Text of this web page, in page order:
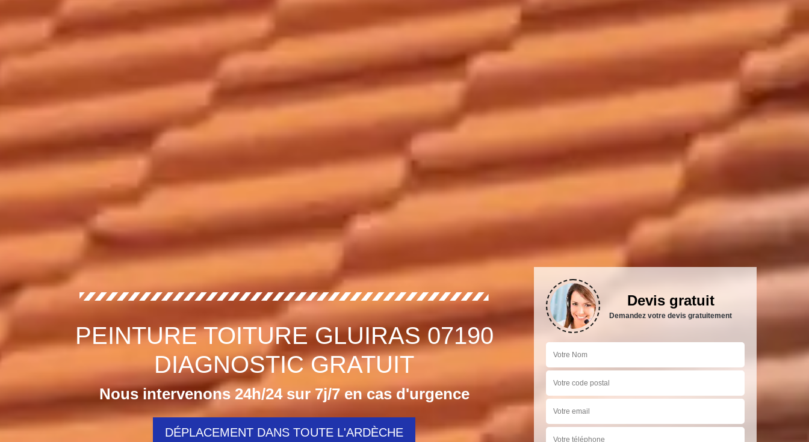
PEINTURE TOITURE GLUIRAS 07190
DIAGNOSTIC GRATUIT
Nous intervenons 24h/24 sur 7j/7 en cas d'urgence
DÉPLACEMENT DANS TOUTE L'ARDÈCHE
Devis gratuit
Demandez votre devis gratuitement